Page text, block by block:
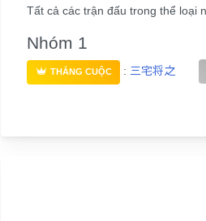
Tất cả các trận đấu trong thể loại
Nhóm 1
THẮNG CUỘC : 三宅将之